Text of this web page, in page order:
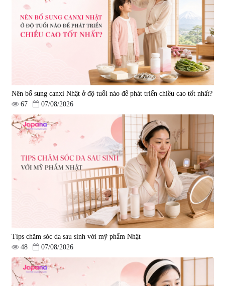
Nên bổ sung canxi Nhật ở độ tuổi nào để phát triển chiều cao tốt nhất?
67
07/08/2026
Tips chăm sóc da sau sinh với mỹ phẩm Nhật
48
07/08/2026